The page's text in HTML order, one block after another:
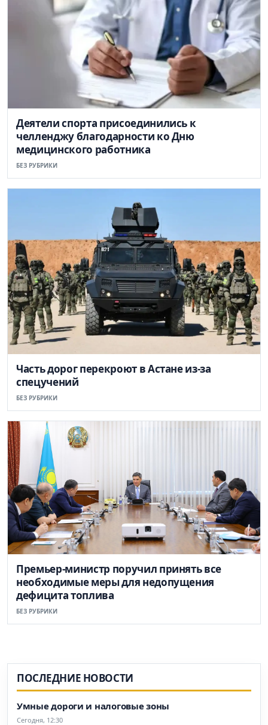
Деятели спорта присоединились к
челленджу благодарности ко Дню
медицинского работника
БЕЗ РУБРИКИ
Часть дорог перекроют в Астане из-за
спецучений
БЕЗ РУБРИКИ
Премьер-министр поручил принять все
необходимые меры для недопущения
дефицита топлива
БЕЗ РУБРИКИ
ПОСЛЕДНИЕ НОВОСТИ
Умные дороги и налоговые зоны
Сегодня, 12:30